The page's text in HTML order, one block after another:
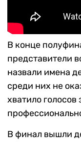
В конце
представители
назвали имена
среди них не
хватило голосов
В финал вышли